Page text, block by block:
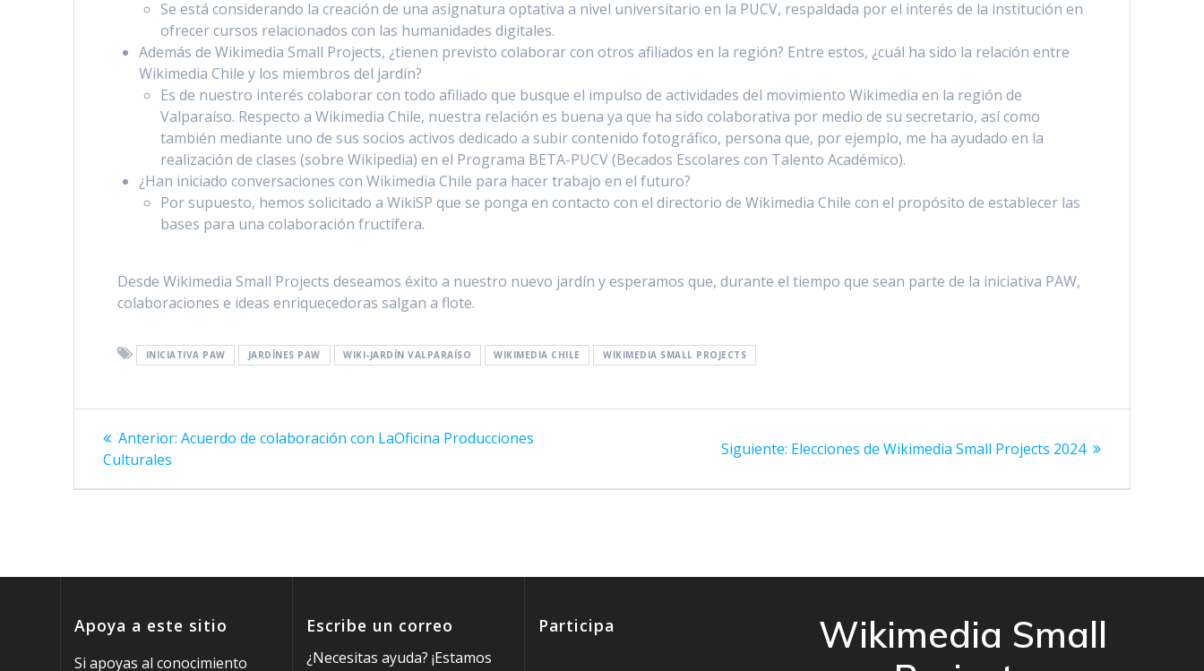
Se está considerando la creación de una asignatura optativa a nivel universitario en la PUCV, respaldada por el interés de la institución en
ofrecer cursos relacionados con las humanidades digitales.
Además de Wikimedia Small Projects, ¿tienen previsto colaborar con otros afiliados en la región? Entre estos, ¿cuál ha sido la relación entre
Wikimedia Chile y los miembros del jardín?
Es de nuestro interés colaborar con todo afiliado que busque el impulso de actividades del movimiento Wikimedia en la región de
Valparaíso. Respecto a Wikimedia Chile, nuestra relación es buena ya que ha sido colaborativa por medio de su secretario, así como
también mediante uno de sus socios activos dedicado a subir contenido fotográfico, persona que, por ejemplo, me ha ayudado en la
realización de clases (sobre Wikipedia) en el Programa BETA-PUCV (Becados Escolares con Talento Académico).
¿Han iniciado conversaciones con Wikimedia Chile para hacer trabajo en el futuro?
Por supuesto, hemos solicitado a WikiSP que se ponga en contacto con el directorio de Wikimedia Chile con el propósito de establecer las
bases para una colaboración fructífera.
Desde Wikimedia Small Projects deseamos éxito a nuestro nuevo jardín y esperamos que, durante el tiempo que sean parte de la iniciativa PAW,
colaboraciones e ideas enriquecedoras salgan a flote.
INICIATIVA PAW JARDÍNES PAW WIKI-JARDÍN VALPARAÍSO WIKIMEDIA CHILE WIKIMEDIA SMALL PROJECTS
Navegación
de
Anterior: Entrada
Acuerdo de colaboración con LaOficina Producciones
Culturales
Siguiente: Siguiente
Elecciones de Wikimedia Small Projects 2024
Apoya a este sitio
Si apoyas al conocimiento
Escribe un correo
¿Necesitas ayuda? ¡Estamos
Participa
Wikimedia Small